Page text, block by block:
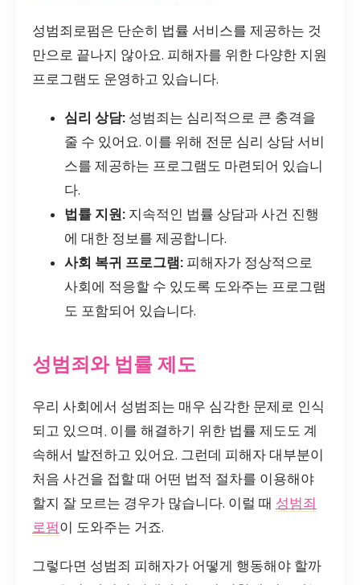
성범죄로펌은 단순히 법률 서비스를 제공하는 것
만으로 끝나지 않아요. 피해자를 위한 다양한 지원
프로그램도 운영하고 있습니다.
심리 상담: 성범죄는 심리적으로 큰 충격을
줄 수 있어요. 이를 위해 전문 심리 상담 서비
스를 제공하는 프로그램도 마련되어 있습니
다.
법률 지원: 지속적인 법률 상담과 사건 진행
에 대한 정보를 제공합니다.
사회 복귀 프로그램: 피해자가 정상적으로
사회에 적응할 수 있도록 도와주는 프로그램
도 포함되어 있습니다.
성범죄와 법률 제도
우리 사회에서 성범죄는 매우 심각한 문제로 인식
되고 있으며, 이를 해결하기 위한 법률 제도도 계
속해서 발전하고 있어요. 그런데 피해자 대부분이
처음 사건을 접할 때 어떤 법적 절차를 이용해야
할지 잘 모르는 경우가 많습니다. 이럴 때 성범죄
로펌이 도와주는 거죠.
그렇다면 성범죄 피해자가 어떻게 행동해야 할까